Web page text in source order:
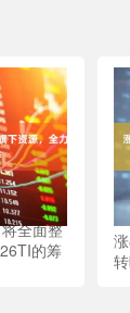
全面整
的筹